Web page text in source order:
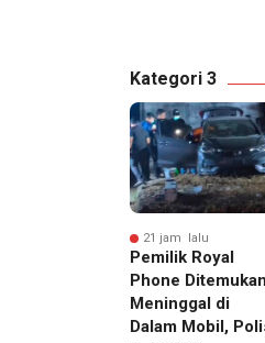
Kategori 3
21 jam lalu
Pemilik Royal
Phone Ditemukan
Meninggal di
Dalam Mobil,